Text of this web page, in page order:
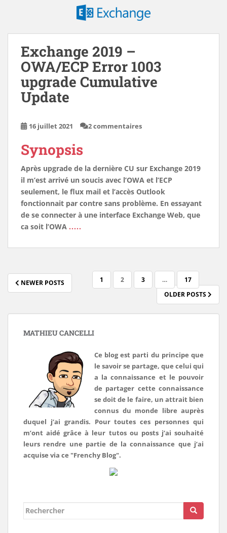
Exchange 2019 –
OWA/ECP Error 1003
upgrade Cumulative
Update
16 juillet 2021 2 commentaires
Synopsis
Après upgrade de la dernière CU sur Exchange 2019
il m’est arrivé un soucis avec l’OWA et l’ECP
seulement, le flux mail et l’accès Outlook
fonctionnait par contre sans problème. En essayant
de se connecter à une interface Exchange Web, que
ca soit l’OWA .....
PAGINATION
DES
NEWER POSTS 1 2 3 …
17
OLDER POSTS
MATHIEU CANCELLI
Ce blog est parti du principe que
le savoir se partage, que celui qui
a la connaissance et le pouvoir
de partager cette connaissance
se doit de le faire, un attrait bien
connus du monde libre auprès
duquel j’ai grandis. Pour toutes ces personnes qui
m’ont aidé grâce à leur tutos ou posts j’ai souhaité
leurs rendre une partie de la connaissance que j’ai
acquise via ce "Frenchy Blog".
Rechercher...